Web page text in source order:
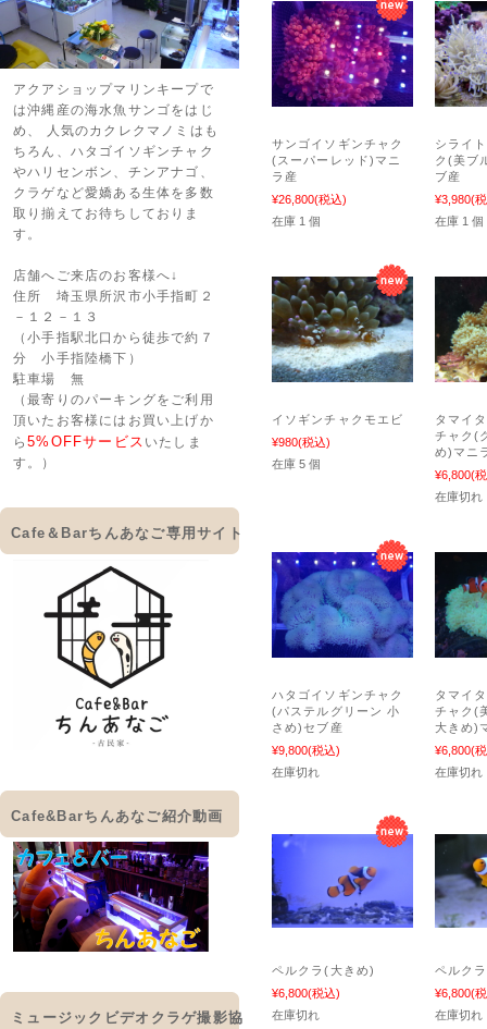
サンゴイソギンチャク
(スーパーレッド)マニ
ラ産
¥26,800(税込)
在庫 1 個
シライ
ク(美ブ
ブ産
¥3,980(
在庫 1 個
イソギンチャクモエビ
¥980(税込)
在庫 5 個
タマイ
チャク(
め)マニ
¥6,800(
在庫切れ
ハタゴイソギンチャク
(パステルグリーン 小
さめ)セブ産
¥9,800(税込)
在庫切れ
タマイ
チャク(
大きめ)
¥6,800(
在庫切れ
ペルクラ(大きめ)
¥6,800(税込)
在庫切れ
ペルクラ
¥6,800(
在庫切れ
アクアショップマリンキープで
は沖縄産の海水魚サンゴをはじ
め、 人気のカクレクマノミはも
ちろん、ハタゴイソギンチャク
やハリセンボン、チンアナゴ、
クラゲなど愛嬌ある生体を多数
取り揃えてお待ちしておりま
す。
店舗へご来店のお客様へ↓
住所 埼玉県所沢市小手指町２
－１２－１３
（小手指駅北口から徒歩で約７
分 小手指陸橋下）
駐車場 無
（最寄りのパーキングをご利用
頂いたお客様にはお買い上げか
ら5%OFFサービス いたしま
す。）
Cafe＆Barちんあなご専用サイト
Cafe&Barちんあなご紹介動画
ミュージックビデオクラゲ撮影協